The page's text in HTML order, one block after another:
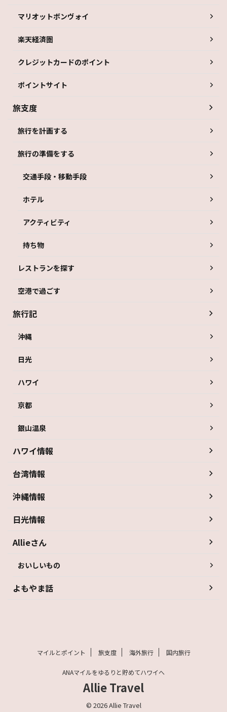
マリオットボンヴォイ
楽天経済圏
クレジットカードのポイント
ポイントサイト
旅支度
旅行を計画する
旅行の準備をする
交通手段・移動手段
ホテル
アクティビティ
持ち物
レストランを探す
空港で過ごす
旅行記
沖縄
日光
ハワイ
京都
銀山温泉
ハワイ情報
台湾情報
沖縄情報
日光情報
Allieさん
おいしいもの
よもやま話
マイルとポイント 旅支度 海外旅行 国内旅行
ANAマイルをゆるりと貯めてハワイへ
Allie Travel
© 2026 Allie Travel